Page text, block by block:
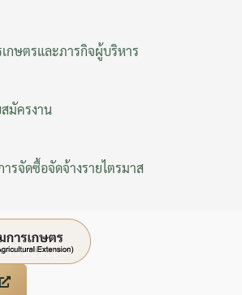
เกษตรและภารกิจผู้บริหาร
มัครงาน
รจัดซื้อจัดจ้างรายไตรมาส